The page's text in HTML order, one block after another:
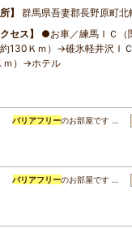
群馬県吾妻郡長野原町
セス
●お車／練馬ＩＣ（
130Ｋｍ）→碓氷軽井沢Ｉ
ｍ）→ホテル
バリアフリーのお部屋です …
バリアフリーのお部屋です …